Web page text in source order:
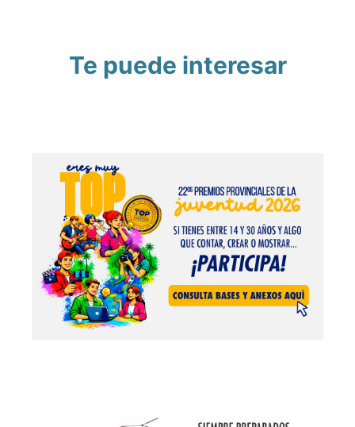
Te puede interesar